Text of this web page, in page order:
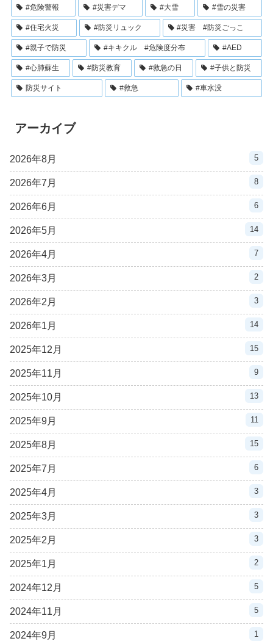
#危険警報 #災害デマ #大雪 #雪の災害
#住宅火災 #防災リュック #災害 #防災ごっこ
#親子で防災 #キキクル #危険度分布 #AED
#心肺蘇生 #防災教育 #救急の日 #子供と防災
防災サイト #救急 #車水没
アーカイブ
2026年8月 5
2026年7月 8
2026年6月 6
2026年5月 14
2026年4月 7
2026年3月 2
2026年2月 3
2026年1月 14
2025年12月 15
2025年11月 9
2025年10月 13
2025年9月 11
2025年8月 15
2025年7月 6
2025年4月 3
2025年3月 3
2025年2月 3
2025年1月 2
2024年12月 5
2024年11月 5
2024年9月 1